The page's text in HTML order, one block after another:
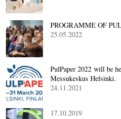
PROGRAMME OF
25.05.2022
PulPaper 2022 will be
Messukeskus Helsinki.
24.11.2021
17.10.2019